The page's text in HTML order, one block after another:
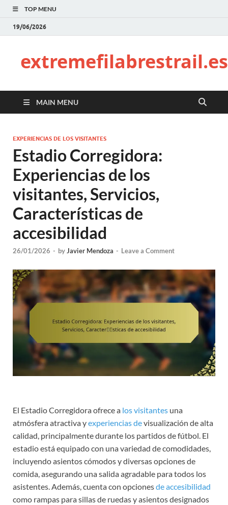
TOP MENU
19/06/2026
extremefilabrestrail.es
MAIN MENU
EXPERIENCIAS DE LOS VISITANTES
Estadio Corregidora:
Experiencias de los
visitantes, Servicios,
Características de
accesibilidad
26/01/2026 - byJavier Mendoza - Leave a Comment
El Estadio Corregidora ofrece a los visitantes una
atmósfera atractiva yexperiencias devisualización de alta
calidad, principalmente durante los partidos de fútbol. El
estadio está equipado con una variedad de comodidades,
incluyendo asientos cómodos y diversas opciones de
comida, asegurando una salida agradable para todos los
asistentes. Además, cuenta con opcionesde accesibilidad
como rampas para sillas de ruedas y asientos designados